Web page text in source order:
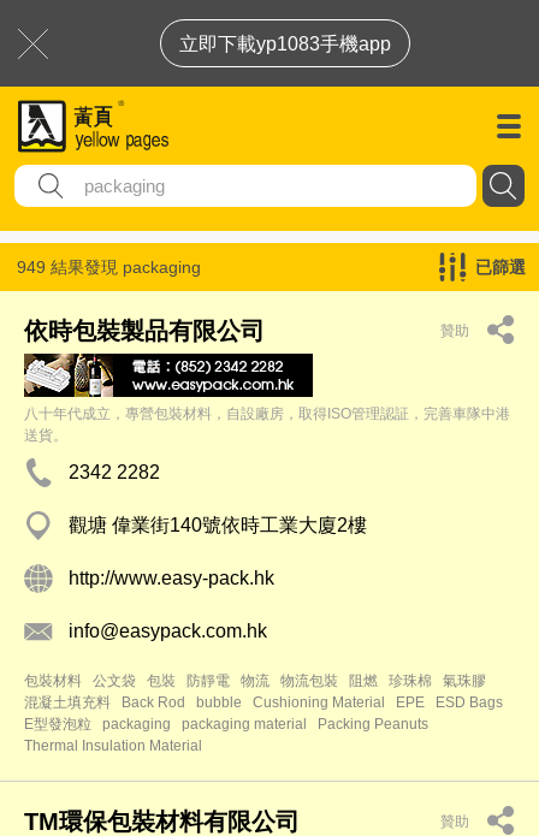
立即下載yp1083手機app
949 結果發現 packaging 已篩選
依時包裝製品有限公司 贊助
八十年代成立，專營包裝材料，自設廠房，取得ISO管理認証，完善車隊中港
送貨。
2342 2282
觀塘 偉業街140號依時工業大廈2樓
http://www.easy-pack.hk
info@easypack.com.hk
包裝材料 公文袋 包裝 防靜電 物流 物流包裝 阻燃 珍珠棉
氣珠膠
混凝土填充料
Back Rod bubble Cushioning Material EPE
ESD Bags
E型發泡粒
packaging packaging material
Packing Peanuts
Thermal Insulation Material
TM環保包裝材料有限公司
贊助